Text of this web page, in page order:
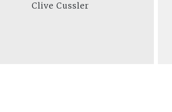
Clive Cussler